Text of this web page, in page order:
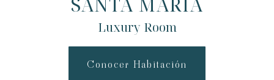
Luxury Room
Conocer Habitación